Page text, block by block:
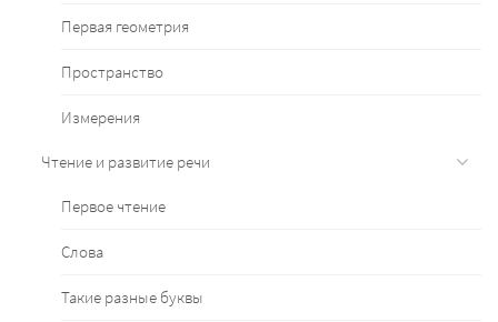
Первая геометрия
Пространство
Измерения
Чтение и развитие речи
Первое чтение
Слова
Такие разные буквы